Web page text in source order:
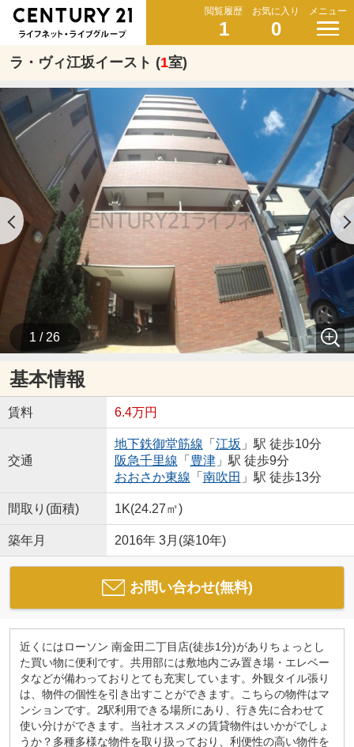
閲覧履歴
1
お気に入り
0
メニュー
ラ・ヴィ江坂イースト (1室)
1 / 26
基本情報
賃料 6.4万円
交通
地下鉄御堂筋線 「 江坂 」駅 徒歩10分
阪急千里線 「 豊津」駅 徒歩9分
おおさか東線 「 南吹田 」駅 徒歩13分
間取り(面積) 1K(24.27㎡)
築年月 2016年 3月(築10年)
お問い合わせ(無料)
近くにはローソン 南金田二丁目店(徒歩1分)がありちょっとし
た買い物に便利です。共用部には敷地内ごみ置き場・エレベー
タなどが備わっておりとても充実しています。外観タイル張り
は、物件の個性を引き出すことができます。こちらの物件はマ
ンションです。2駅利用できる場所にあり、行き先に合わせて
使い分けができます。当社オススメの賃貸物件はいかがでしょ
うか？多種多様な物件を取り扱っており、利便性の高い物件を